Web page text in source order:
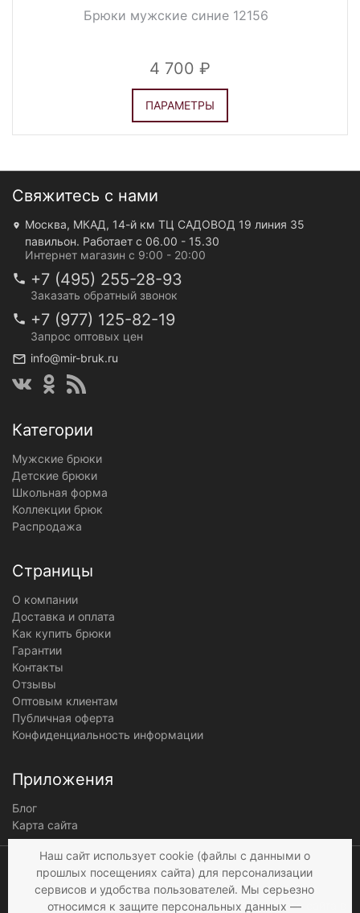
Брюки мужские синие 12156
4 700
ПАРАМЕТРЫ
Свяжитесь с нами
Москва, МКАД, 14-й км ТЦ САДОВОД 19 линия 35
павильон. Работает с 06.00 - 15.30
Интернет магазин с 9:00 - 20:00
+7 (495) 255-28-93
Заказать обратный звонок
+7 (977) 125-82-19
Запрос оптовых цен
info@mir-bruk.ru
Категории
Мужские брюки
Детские брюки
Школьная форма
Коллекции брюк
Распродажа
Страницы
О компании
Доставка и оплата
Как купить брюки
Гарантии
Контакты
Отзывы
Оптовым клиентам
Публичная оферта
Конфиденциальность информации
Приложения
Блог
Карта сайта
Мы получаем и
обрабатываем
персональные данные
посетителей нашего сайта в
Наш сайт использует cookie (файлы с данными о
прошлых посещениях сайта) для персонализации
сервисов и удобства пользователей. Мы серьезно
относимся к защите персональных данных —